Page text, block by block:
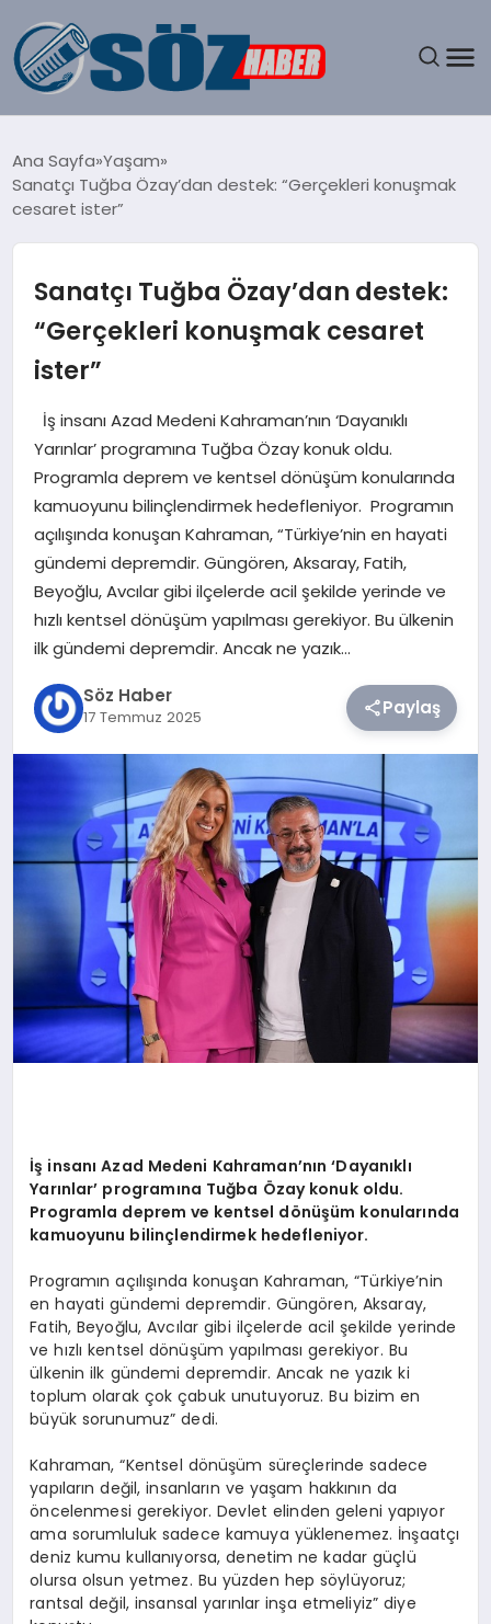
SPOR
EĞITIM
SAĞLIK
DÜNYA
TEKNOLOJI
SIYASET
YAŞAM
Ana Sayfa Yaşam
Sanatçı Tuğba Özay’dan destek: “Gerçekleri konuşmak
cesaret ister”
Sanatçı Tuğba Özay’dan destek:
“Gerçekleri konuşmak cesaret
ister”
İş insanı Azad Medeni Kahraman’nın ‘Dayanıklı
Yarınlar’ programına Tuğba Özay konuk oldu.
Programla deprem ve kentsel dönüşüm konularında
kamuoyunu bilinçlendirmek hedefleniyor. Programın
açılışında konuşan Kahraman, “Türkiye’nin en hayati
gündemi depremdir. Güngören, Aksaray, Fatih,
Beyoğlu, Avcılar gibi ilçelerde acil şekilde yerinde ve
hızlı kentsel dönüşüm yapılması gerekiyor. Bu ülkenin
ilk gündemi depremdir. Ancak ne yazık…
Söz Haber
17 Temmuz 2025 Paylaş
İş insanı Azad Medeni Kahraman’nın ‘Dayanıklı
Yarınlar’ programına Tuğba Özay konuk oldu.
Programla deprem ve kentsel dönüşüm konularında
kamuoyunu bilinçlendirmek hedefleniyor.
Programın açılışında konuşan Kahraman, “Türkiye’nin
en hayati gündemi depremdir. Güngören, Aksaray,
Fatih, Beyoğlu, Avcılar gibi ilçelerde acil şekilde yerinde
ve hızlı kentsel dönüşüm yapılması gerekiyor. Bu
ülkenin ilk gündemi depremdir. Ancak ne yazık ki
toplum olarak çok çabuk unutuyoruz. Bu bizim en
büyük sorunumuz” dedi.
Kahraman, “Kentsel dönüşüm süreçlerinde sadece
yapıların değil, insanların ve yaşam hakkının da
öncelenmesi gerekiyor. Devlet elinden geleni yapıyor
ama sorumluluk sadece kamuya yüklenemez. İnşaatçı
deniz kumu kullanıyorsa, denetim ne kadar güçlü
olursa olsun yetmez. Bu yüzden hep söylüyoruz;
rantsal değil, insansal yarınlar inşa etmeliyiz” diye